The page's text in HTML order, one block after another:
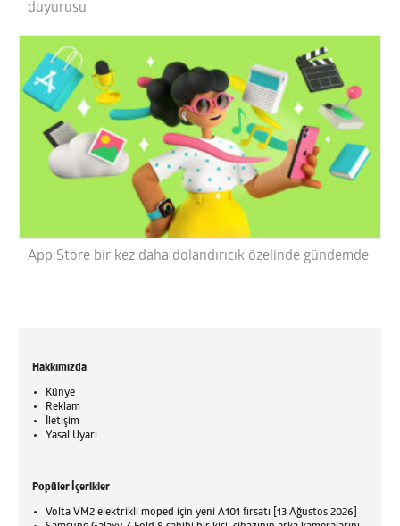
duyurusu
App Store bir kez daha dolandırıcık özelinde gündemde
Hakkımızda
Künye
Reklam
İletişim
Yasal Uyarı
Popüler İçerikler
Volta VM2 elektrikli moped için yeni A101 fırsatı [13 Ağustos 2026]